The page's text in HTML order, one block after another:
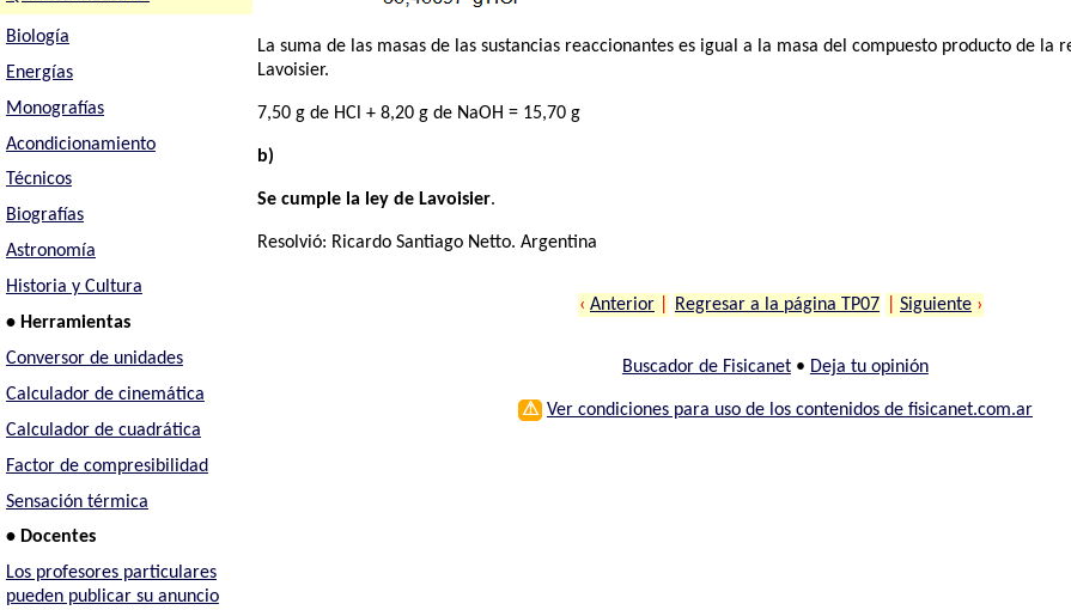
Biología
Energías
Monografías
Acondicionamiento
Técnicos
Biografías
Astronomía
Historia y Cultura
• Herramientas
Conversor de unidades
Calculador de cinemática
Calculador de cuadrática
Factor de compresibilidad
Sensación térmica
• Docentes
Los profesores particulares
pueden publicar su anuncio
La suma de las masas de las sustancias reaccionantes es igual a la masa del compuesto producto de la
Lavoisier.
7,50 g de HCl + 8,20 g de NaOH = 15,70 g
b)
Se cumple la ley de Lavoisier.
Resolvió: Ricardo Santiago Netto. Argentina
‹ Anterior Regresar a la página TP07 Siguiente ›
Buscador de Fisicanet• Deja tu opinión
⚠ Ver condiciones para uso de los contenidos de fisicanet.com.ar